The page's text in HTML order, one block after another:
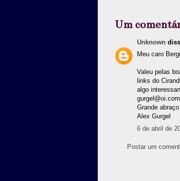
Um
Unknown
Meu caro
Valeu pelas
links do
algo
Grande
Alex Gurgel
6 de abril de
Postar um